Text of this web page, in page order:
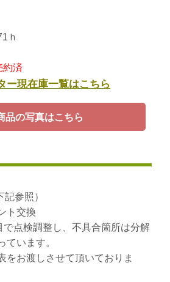
ｈ
約済
ー現在庫一覧はこちら
品の写真はこちら
参照）
ト交換
で点検調整し、不具合箇所は分解
ています。
をお渡しさせて頂いておりま